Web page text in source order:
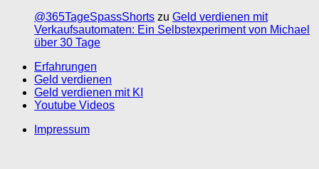
@365TageSpassShorts zu Geld verdienen mit
Verkaufsautomaten: Ein Selbstexperiment von Michael
über 30 Tage
Erfahrungen
Geld verdienen
Geld verdienen mit KI
Youtube Videos
Impressum